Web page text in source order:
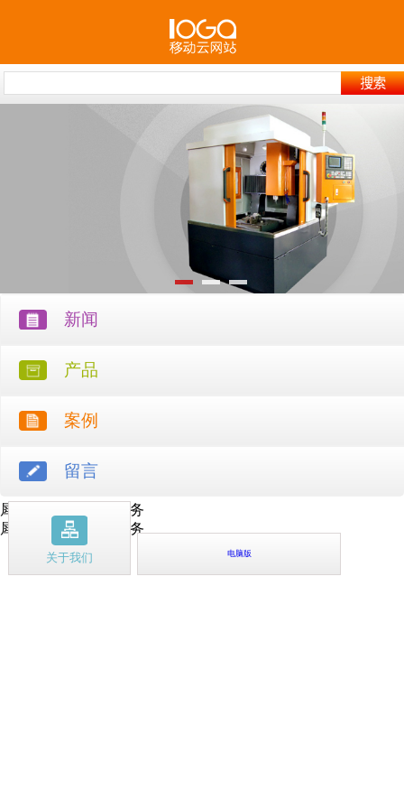
新闻
产品
案例
留言
关于我们 电脑版
犀牛云提供云计算服务
犀牛云提供企业云服务